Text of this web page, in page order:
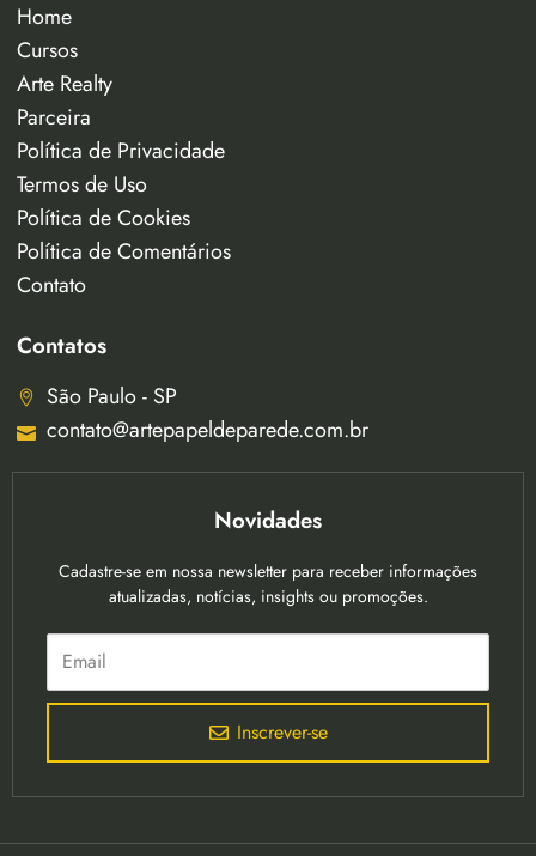
Home
Cursos
Arte Realty
Parceira
Política de Privacidade
Termos de Uso
Política de Cookies
Política de Comentários
Contato
Contatos
São Paulo - SP
contato@artepapeldeparede.com.br
Novidades
Cadastre-se em nossa newsletter para receber informações
atualizadas, notícias, insights ou promoções.
Inscrever-se